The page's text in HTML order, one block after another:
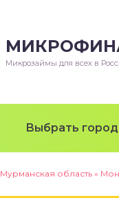
Микрозаймы для всех в
Выбрать город
Мурманская область »